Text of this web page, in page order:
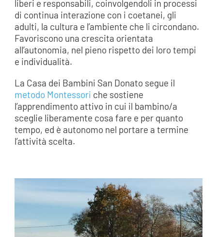
liberi e responsabili, coinvolgendoli in processi
di continua interazione con i coetanei, gli
adulti, la cultura e l’ambiente che li circondano.
Favoriscono una crescita orientata
all’autonomia, nel pieno rispetto dei loro tempi
e individualità.
La Casa dei Bambini San Donato segue il
metodo Montessori che sostiene
l’apprendimento attivo in cui il bambino/a
sceglie liberamente cosa fare e per quanto
tempo, ed è autonomo nel portare a termine
l’attività scelta.